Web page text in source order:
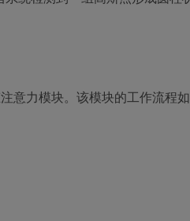
意力模块。该模块的工作流程如